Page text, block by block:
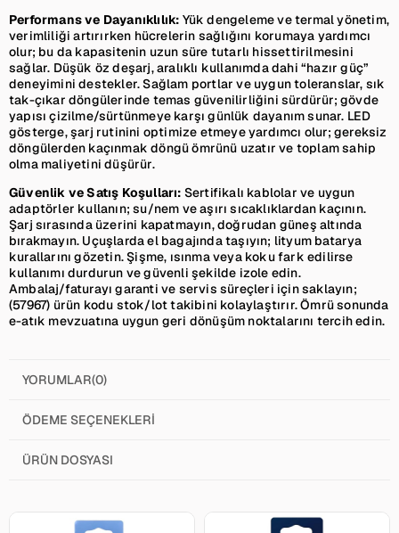
Performans ve Dayanıklılık: Yük dengeleme ve termal yönetim,
verimliliği artırırken hücrelerin sağlığını korumaya yardımcı
olur; bu da kapasitenin uzun süre tutarlı hissettirilmesini
sağlar. Düşük öz deşarj, aralıklı kullanımda dahi “hazır güç”
deneyimini destekler. Sağlam portlar ve uygun toleranslar, sık
tak-çıkar döngülerinde temas güvenilirliğini sürdürür; gövde
yapısı çizilme/sürtünmeye karşı günlük dayanım sunar. LED
gösterge, şarj rutinini optimize etmeye yardımcı olur; gereksiz
döngülerden kaçınmak döngü ömrünü uzatır ve toplam sahip
olma maliyetini düşürür.
Güvenlik ve Satış Koşulları: Sertifikalı kablolar ve uygun
adaptörler kullanın; su/nem ve aşırı sıcaklıklardan kaçının.
Şarj sırasında üzerini kapatmayın, doğrudan güneş altında
bırakmayın. Uçuşlarda el bagajında taşıyın; lityum batarya
kurallarını gözetin. Şişme, ısınma veya koku fark edilirse
kullanımı durdurun ve güvenli şekilde izole edin.
Ambalaj/faturayı garanti ve servis süreçleri için saklayın;
(57967) ürün kodu stok/lot takibini kolaylaştırır. Ömrü sonunda
e-atık mevzuatına uygun geri dönüşüm noktalarını tercih edin.
YORUMLAR(0)
ÖDEME SEÇENEKLERI
ÜRÜN DOSYASI